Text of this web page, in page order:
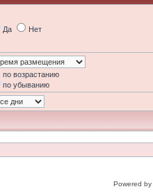
Да Нет
по возрастанию
по убыванию
Powered by